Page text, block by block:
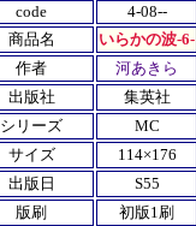
code
4-08--
商品名
いらかの波-6-
作者
河あきら
出版社
集英社
シリーズ
MC
サイズ
114×176
出版日
S55
版刷
初版1刷